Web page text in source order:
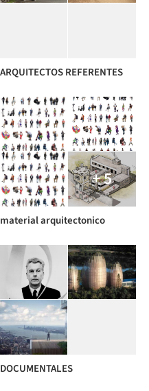
ARQUITECTOS REFERENTES
+ 5
material arquitectonico
DOCUMENTALES